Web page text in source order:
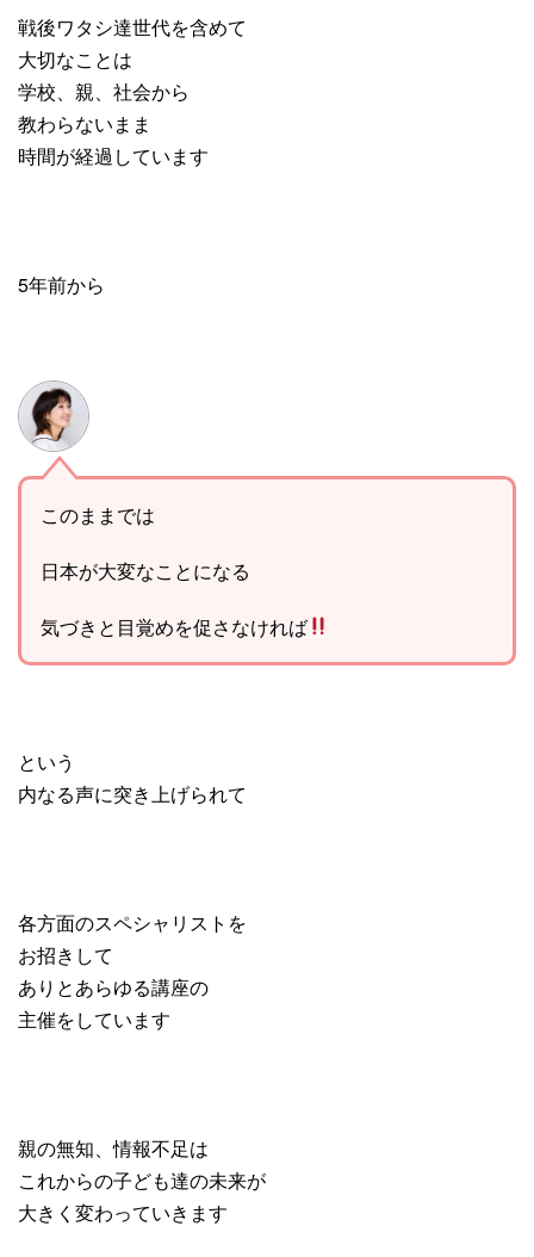
戦後ワタシ達世代を含めて
大切なことは
学校、親、社会から
教わらないまま
時間が経過しています
5年前から
このままでは
日本が大変なことになる
気づきと目覚めを促さなければ
という
内なる声に突き上げられて
各方面のスペシャリストを
お招きして
ありとあらゆる講座の
主催をしています
親の無知、情報不足は
これからの子ども達の未来が
大きく変わっていきます